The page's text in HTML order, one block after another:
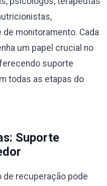
monitoramento. Cada
um papel crucial no
suporte
todas as etapas do
Suporte
de recuperação pode